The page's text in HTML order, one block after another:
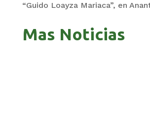
“Guido Loayza Mariaca”, en
Mas Noticias